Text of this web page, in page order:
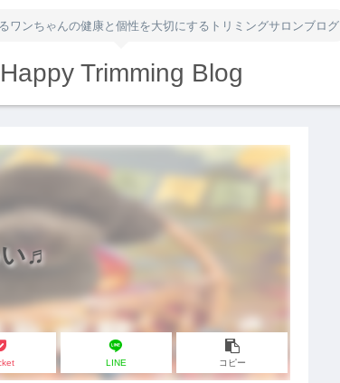
ワンちゃんの健康と個性を大切にするトリミングサロンブログ
Happy Trimming Blog
♬
LINE コピー